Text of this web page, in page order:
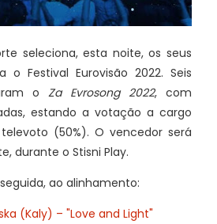
seleciona, esta noite, os seus
o Festival Eurovisão 2022. Seis
o Za Evrosong 2022, com
estando a votação a cargo
(50%). O vencedor será
durante o Stisni Play.
ao alinhamento:
(Kaly) – "Love and Light"